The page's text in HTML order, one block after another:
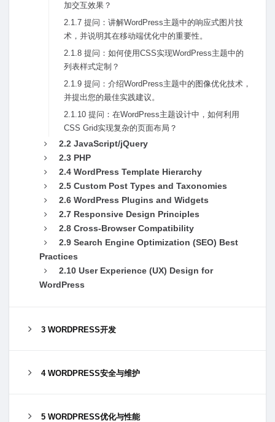
加交互效果？
2.1.7 提问：讲解WordPress主题中的响应式图⽚技
术，并说明其在移动端优化中的重要性。
2.1.8 提问：如何使⽤CSS实现WordPress主题中的
列表样式定制？
2.1.9 提问：介绍WordPress主题中的图像优化技术，
并提出您的最佳实践建议。
2.1.10 提问：在WordPress主题设计中，如何利⽤
CSS Grid实现复杂的页⾯布局？
2.2 JavaScript/jQuery
2.3 PHP
2.4 WordPress Template Hierarchy
2.5 Custom Post Types and Taxonomies
2.6 WordPress Plugins and Widgets
2.7 Responsive Design Principles
2.8 Cross-Browser Compatibility
2.9 Search Engine Optimization (SEO) Best
Practices
2.10 User Experience (UX) Design for
WordPress
3 WORDPRESS开发
4 WORDPRESS安全与维护
5 WORDPRESS优化与性能